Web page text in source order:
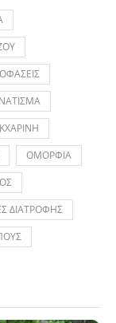
ΟΜΟΡΦΙΑ
ΔΙΑΤΡΟΦΗΣ